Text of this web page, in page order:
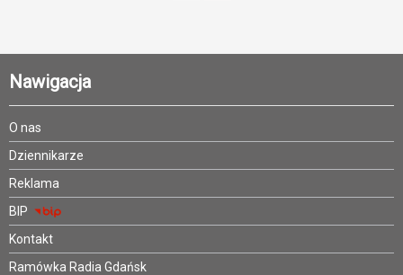
Nawigacja
O nas
Dziennikarze
Reklama
BIP
Kontakt
Ramówka Radia Gdańsk